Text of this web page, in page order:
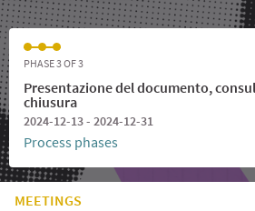
PHASE 3 OF 3
Presentazione del documento,
chiusura
2024-12-13 - 2024-12-31
Process phases
MEETINGS